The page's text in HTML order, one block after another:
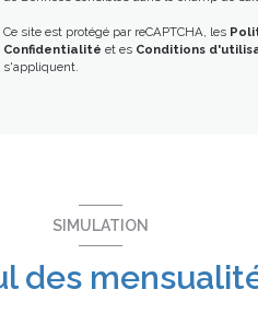
Ce site est protégé par reCAPTCHA, les
Confidentialité et es Conditions
s'appliquent.
SIMULATION
des